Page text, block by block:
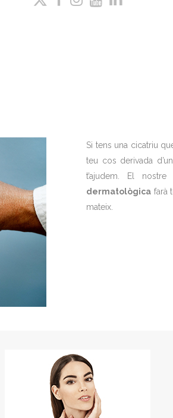
Si tens una cicatriu
teu cos derivada
t’ajudem. El
dermatològica farà
mateix.